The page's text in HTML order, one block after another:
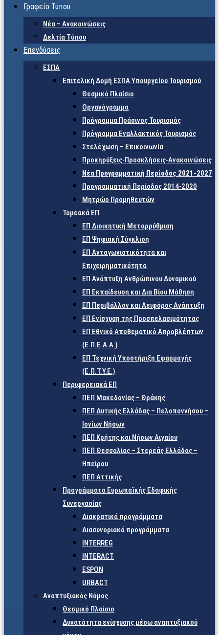
Γραφείο Τύπου
Νέα – Ανακοινώσεις
Δελτία Τύπου
Επενδύσεις
ΕΣΠΑ
Επιτελική Δομή ΕΣΠΑ Υπουργείου Τουρισμού
Θεσμικό Πλαίσιο
Οργανόγραμμα
Πρόγραμμα Πράσινος Τουρισμός
Πρόγραμμα Εναλλακτικός Τουρισμός
Στελέχωση – Επικοινωνία
Προκηρύξεις-Προσκλήσεις-Ανακοινώσεις
Νέα Προγραμματική Περίοδος 2021-2027
Προγραμματική Περίοδος 2014-2020
Μητρώο Προμηθευτών
Τομεακά ΕΠ
ΕΠ Διοικητική Μεταρρύθμιση
ΕΠ Ψηφιακή Σύγκλιση
ΕΠ Ανταγωνιστικότητα και
Επιχειρηματικότητα
ΕΠ Ανάπτυξη Ανθρώπινου Δυναμικού
ΕΠ Εκπαίδευση και Δια Βίου Μάθηση
ΕΠ Περιβάλλον και Αειφόρος Ανάπτυξη
ΕΠ Ενίσχυση της Προσπελασιμότητας
ΕΠ Εθνικό Αποθεματικό Απροβλέπτων
(Ε.Π.Ε.Α.Α.)
ΕΠ Τεχνική Υποστήριξη Εφαρμογής
(Ε.Π.Τ.Υ.Ε.)
Περιφερειακά ΕΠ
ΠΕΠ Μακεδονίας – Θράκης
ΠΕΠ Δυτικής Ελλάδας – Πελοποννήσου –
Ιονίων Νήσων
ΠΕΠ Κρήτης και Νήσων Αιγαίου
ΠΕΠ Θεσσαλίας – Στερεάς Ελλάδας –
Ηπείρου
ΠΕΠ Αττικής
Προγράμματα Ευρωπαϊκής Εδαφικής
Συνεργασίας
Διακρατικά προγράμματα
Διασυνοριακά προγράμματα
INTERREG
INTERACT
ESPON
URBACT
Αναπτυξιακός Νόμος
Θεσμικό Πλαίσιο
Δυνατότητα ενίσχυσης μέσω αναπτυξιακού